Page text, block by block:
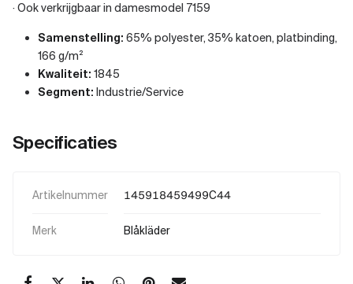
· Ook verkrijgbaar in damesmodel 7159
Samenstelling: 65% polyester, 35% katoen, platbinding,
166 g/m²
Kwaliteit: 1845
Segment: Industrie/Service
Specificaties
Artikelnummer 145918459499C44
Merk Blåkläder